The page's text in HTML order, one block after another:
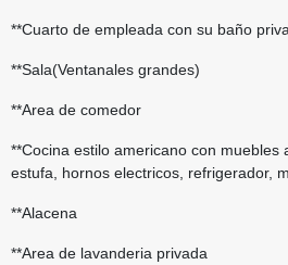
**Cuarto de empleada con su baño
**Sala(Ventanales grandes)
**Area de comedor
**Cocina estilo americano con muebles
estufa, hornos electricos, refrigerador,
**Alacena
**Area de lavanderia privada